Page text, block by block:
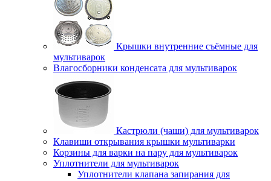
Крышки внутренние съёмные для
мультиварок
Влагосборники конденсата для мультиварок
Кастрюли (чаши) для мультиварок
Клавиши открывания крышки мультиварки
Корзины для варки на пару для мультиварок
Уплотнители для мультиварок
Уплотнители клапана запирания для